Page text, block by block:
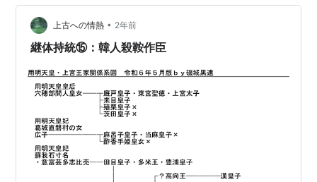
皇からの日嗣を企図し、舒明天皇の殯（もがり）を2年に
わたり行った。 日本…
上古への情熱 • 2年前
継体持統⑮：韓人殺鞍作臣